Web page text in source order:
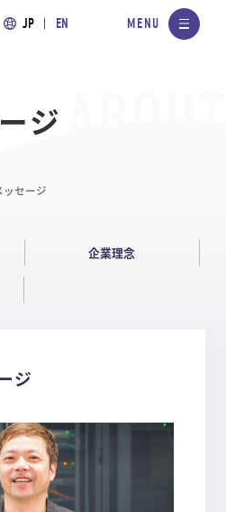
JP EN
ジ
ッセージ
企業理念
ジ